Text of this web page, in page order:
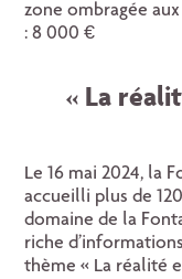
zone ombragée
: 8 000 €
« La
Le 16 mai 2024, la
accueilli plus de
domaine de la
riche
thème « La réalité